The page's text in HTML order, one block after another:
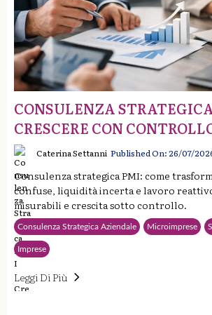
CONSULENZA
CRESCERE CON
Caterina Settanni Published On: 26/07/
Consulenza strategica PMI: come
confuse, liquidità incerta e lavoro
misurabili e crescita sotto controllo.
Consulenza Strategica Aziendale Microimprese
Imprese
Leggi Di Più